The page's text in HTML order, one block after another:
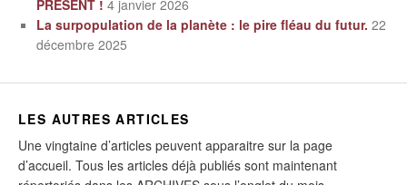
PRÉSENT ! 4 janvier 2026
La surpopulation de la planète : le pire fléau du futur. 22
décembre 2025
LES AUTRES ARTICLES
Une vingtaine d’articles peuvent apparaitre sur la page
d’accueil. Tous les articles déjà publiés sont maintenant